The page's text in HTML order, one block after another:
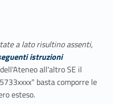
a lato risultino assenti,
istruzioni
all'altro SE il
basta comporre le
esteso.